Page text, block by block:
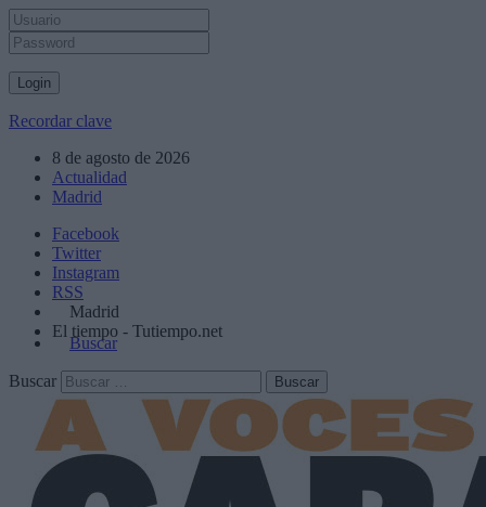
Recordar clave
8 de agosto de 2026
Actualidad
Madrid
Facebook
Twitter
Instagram
RSS
Madrid
El tiempo - Tutiempo.net
Buscar
Buscar